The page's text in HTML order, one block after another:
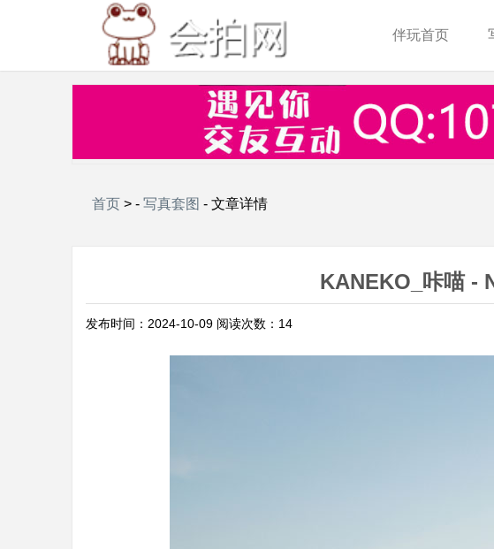
伴玩首页
首页> - 写真套图 - 文章详情
KANEKO_咔喵 -
发布时间：2024-10-09 阅读次数：14